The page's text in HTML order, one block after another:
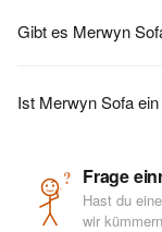
Gibt es Merwyn
Ist Merwyn Sofa
? Frage
Hast du
wir